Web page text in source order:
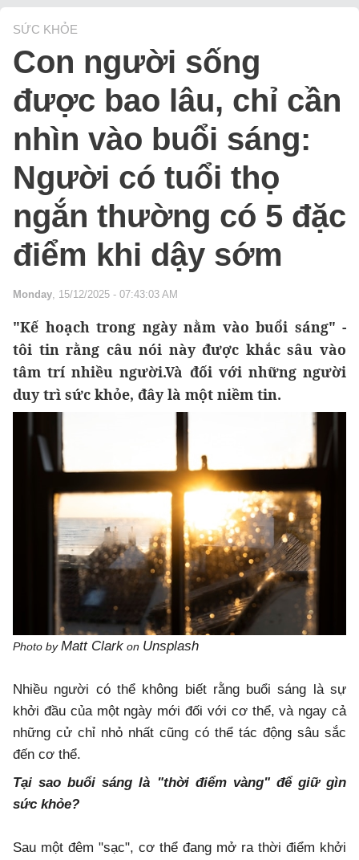
SỨC KHỎE
Con người sống
được bao lâu, chỉ cần
nhìn vào buổi sáng:
Người có tuổi thọ
ngắn thường có 5 đặc
điểm khi dậy sớm
Monday, 15/12/2025 - 07:43:03 AM
"Kế hoạch trong ngày nằm vào buổi sáng" -
tôi tin rằng câu nói này được khắc sâu vào
tâm trí nhiều người.Và đối với những người
duy trì sức khỏe, đây là một niềm tin.
Photo byMatt Clark on Unsplash
Nhiều người có thể không biết rằng buổi sáng là sự
khởi đầu của một ngày mới đối với cơ thể, và ngay cả
những cử chỉ nhỏ nhất cũng có thể tác động sâu sắc
đến cơ thể.
Tại sao buổi sáng là "thời điểm vàng" để giữ gìn
sức khỏe?
Sau một đêm "sạc", cơ thể đang mở ra thời điểm khởi